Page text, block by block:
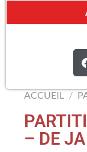
ACCUEIL /
– DE